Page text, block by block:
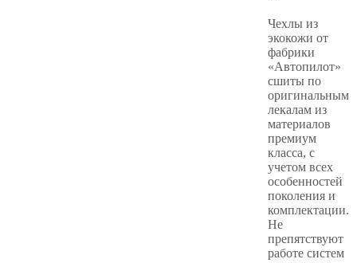
Чехлы из
экокожи от
фабрики
«Автопилот»
сшиты по
оригинальным
лекалам из
материалов
премиум
класса, с
учетом всех
особенностей
поколения и
комплектации.
Не
препятствуют
работе систем